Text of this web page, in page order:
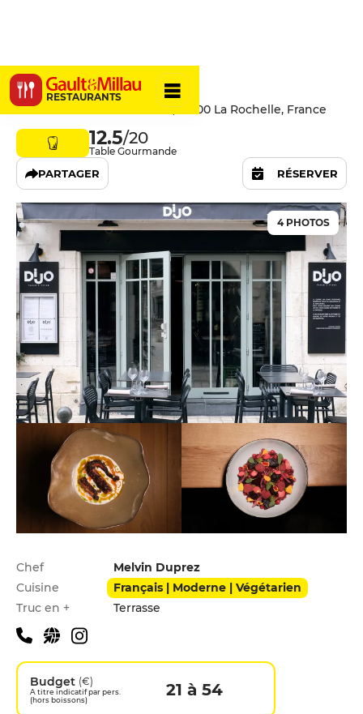
RESTAURANTS
DIJO
18 Rue Saint-Jean du Pérot, 17000 La Rochelle, France
12.5/20
Table Gourmande
PARTAGER RÉSERVER
4 PHOTOS
Infos pratiques
Chef
Melvin Duprez
Cuisine
Français | Moderne | Végétarien
Truc en +
Terrasse
Budget (€)
A titre indicatif par pers.
(hors boissons)
21 à 54